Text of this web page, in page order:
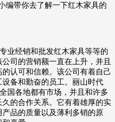
编带你去了解一下红木家具的
业经销和批发红木家具等等的
司的营销额一直在上升，并且
认可和信赖。该公司有着自己
备和勤奋的员工。丽山时代
国各地都有市场，并且和许多
的合作关系。它有着雄厚的实
品的质量以及薄利多销的原